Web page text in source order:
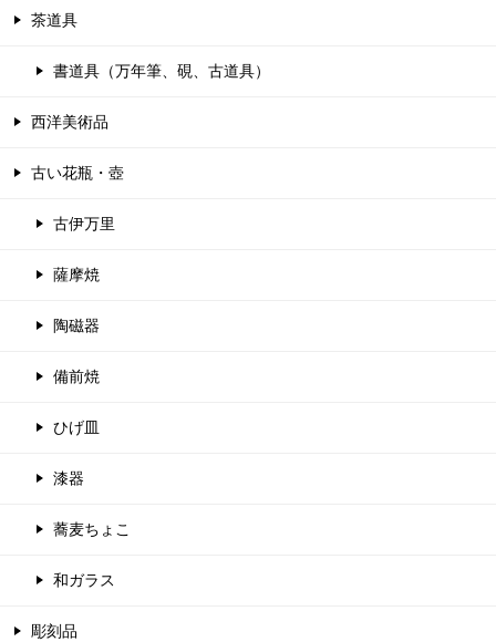
茶道具
書道具（万年筆、硯、古道具）
西洋美術品
古い花瓶・壺
古伊万里
薩摩焼
陶磁器
備前焼
ひげ皿
漆器
蕎麦ちょこ
和ガラス
彫刻品